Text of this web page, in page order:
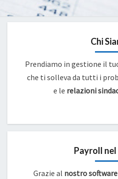
Chi
Prendiamo in gestione il
che ti solleva da tutti i
e le relazioni
Payroll
Grazie al nostro software